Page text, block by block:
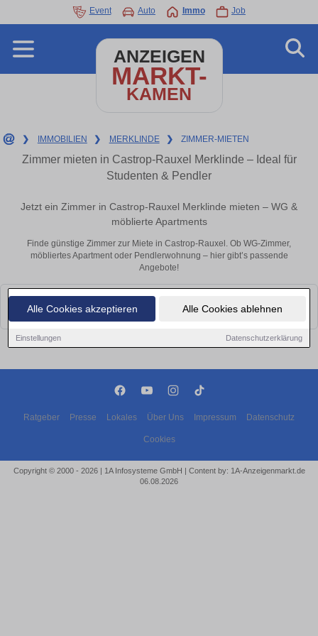
Alle Cookies akzeptieren Alle Cookies ablehnen
Einstellungen Datenschutzerklärung
Event Auto Immo Job
ANZEIGEN
MARKT-
KAMEN
❯ IMMOBILIEN ❯ MERKLINDE ❯ ZIMMER-MIETEN
Zimmer mieten in Castrop-Rauxel Merklinde – Ideal für
Studenten & Pendler
Jetzt ein Zimmer in Castrop-Rauxel Merklinde mieten – WG &
möblierte Apartments
Finde günstige Zimmer zur Miete in Castrop-Rauxel. Ob WG-Zimmer,
möbliertes Apartment oder Pendlerwohnung – hier gibt’s passende
Angebote!
Leider konnten wir derzeit keine passenden Objekte finden. Schauen Sie
bald wieder vorbei!
Ratgeber Presse Lokales Über Uns Impressum Datenschutz
Cookies
Copyright © 2000 - 2026 | 1A Infosysteme GmbH | Content by: 1A-Anzeigenmarkt.de
06.08.2026